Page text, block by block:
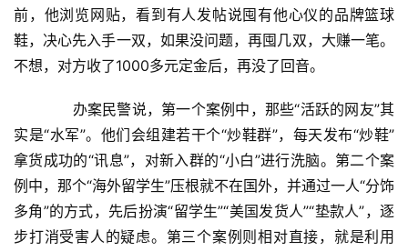
财
经
商
业
A
科
技
经
前，他浏览网贴，看到有人发帖说囤有他心仪的品牌篮球
鞋，决心先入手一双，如果没问题，再囤几双，大赚一笔。
不想，对方收了1000多元定金后，再没了回音。
办案民警说，第一个案例中，那些“活跃的网友”其
实是“水军”。他们会组建若干个“炒鞋群”，每天发布“炒鞋”
拿货成功的“讯息”，对新入群的“小白”进行洗脑。第二个案
例中，那个“海外留学生”压根就不在国外，并通过一人“分饰
多角”的方式，先后扮演“留学生”“美国发货人”“垫款人”，逐
步打消受害人的疑虑。第三个案例则相对直接，就是利用